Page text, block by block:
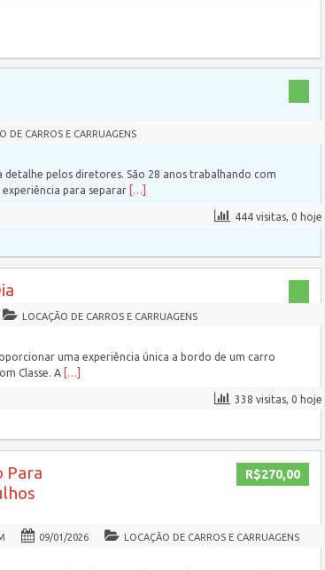
DE CARROS E CARRUAGENS
detalhe pelos diretores. São 28 anos trabalhando com
para separar […]
444 visitas, 0 hoje
LOCAÇÃO DE CARROS E CARRUAGENS
uma experiência única a bordo de um carro
Classe. A […]
338 visitas, 0 hoje
R$270,00
Para
09/01/2026 LOCAÇÃO DE CARROS E CARRUAGENS